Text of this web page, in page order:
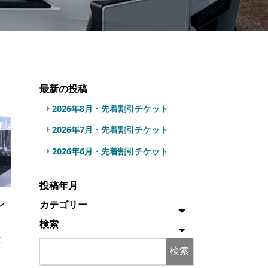
,
最新の投稿
2026年8月・先着割引チケット
2026年7月・先着割引チケット
2026年6月・先着割引チケット
投稿年月
カテゴリー
検索